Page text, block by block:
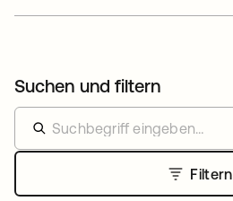
Suchen und filtern
Filtern